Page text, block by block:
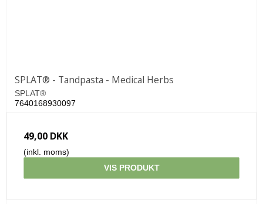
SPLAT® - Tandpasta - Medical Herbs
SPLAT®
7640168930097
49,00 DKK
(inkl. moms)
VIS PRODUKT